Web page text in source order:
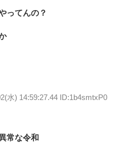
ってんの？
水) 14:59:27.44 ID:1b4smtxP0
常な令和